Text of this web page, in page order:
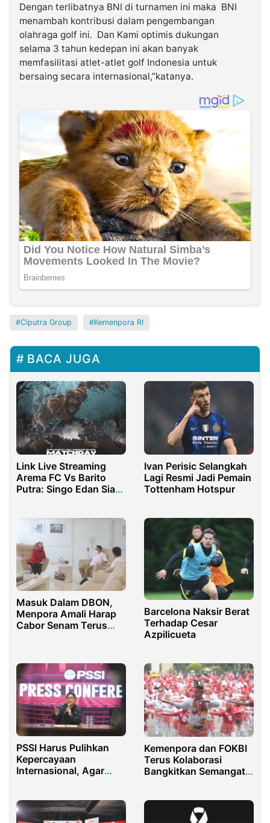
Dengan terlibatnya BNI di turnamen ini maka BNI
menambah kontribusi dalam pengembangan
olahraga golf ini. Dan Kami optimis dukungan
selama 3 tahun kedepan ini akan banyak
memfasilitasi atlet-atlet golf Indonesia untuk
bersaing secara internasional,”katanya.
Ciputra Group Kemenpora RI
BACA JUGA
Link Live Streaming
Arema FC Vs Barito
Putra: Singo Edan Siap
Ivan Perisic Selangkah
Lagi Resmi Jadi Pemain
Tottenham Hotspur
Masuk Dalam DBON,
Menpora Amali Harap
Cabor Senam Terus
Barcelona Naksir Berat
Terhadap Cesar
Azpilicueta
PSSI Harus Pulihkan
Kepercayaan
Internasional, Agar
Kemenpora dan FOKBI
Terus Kolaborasi
Bangkitkan Semangat